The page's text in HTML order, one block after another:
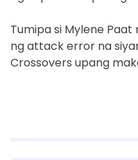
Tumipa si Mylene Paat
ng attack error na
Crossovers upang